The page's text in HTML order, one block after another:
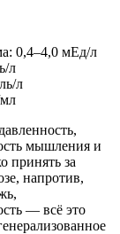
0,4–4,0 мЕд/л
л
л
мышления и
принять за
напротив,
— всё это